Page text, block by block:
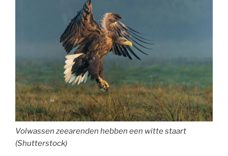
Volwassen zeearenden hebben een witte staart
(Shutterstock)